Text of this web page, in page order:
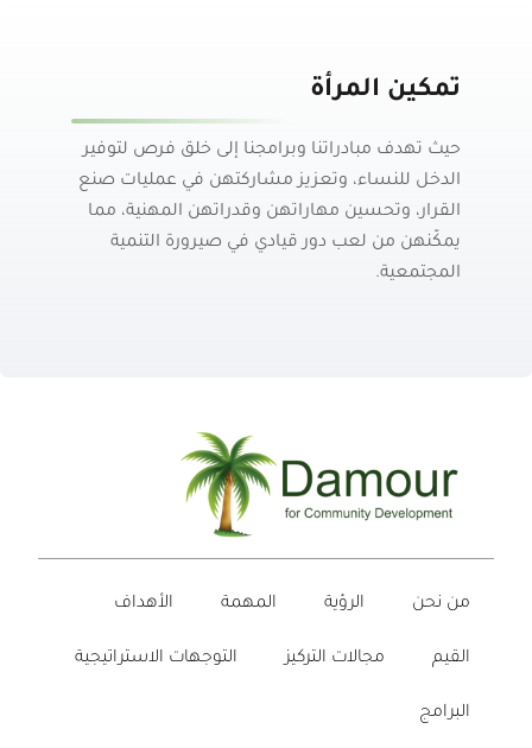
تمكين المرأة
حيث تهدف مبادراتناوبرامجنا إلىخلق فرص لتوفير
الدخل للنساء، وتعزيز مشاركتهن في عمليات صنع
القرار، وتحسين مهاراتهن وقدراتهن المهنية، مما
يمكّنهن من لعب دور قيادي في صيرورةالتنمية
المجتمعية.
من نحن الرؤية المهمة الأهداف
القيم مجالات التركيز التوجهات الاستراتيجية
البرامج